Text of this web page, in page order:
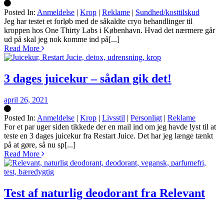
Posted In: Anmeldelse | Krop | Reklame | Sundhed/kosttilskud
Silke
Jeg har testet et forløb med de såkaldte cryo behandlinger til
kroppen hos One Thirty Labs i København. Hvad det nærmere går
ud på skal jeg nok komme ind på[...]
Read More
3 dages juicekur – sådan gik det!
april 26, 2021
Posted In: Anmeldelse | Krop | Livsstil | Personligt | Reklame
Silke
For et par uger siden tikkede der en mail ind om jeg havde lyst til at
teste en 3 dages juicekur fra Restart Juice. Det har jeg længe tænkt
på at gøre, så nu sp[...]
Read More
Test af naturlig deodorant fra Relevant